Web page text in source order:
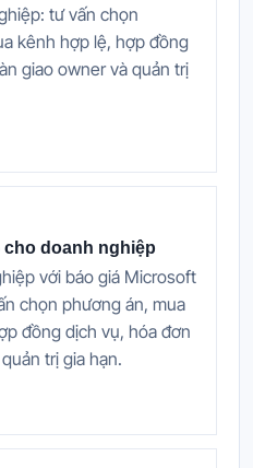
tư vấn chọn
kênh hợp lệ, hợp đồng
giao owner và quản trị
cho doanh nghiệp
với báo giá Microsoft
chọn phương án, mua
đồng dịch vụ, hóa đơn
trị gia hạn.